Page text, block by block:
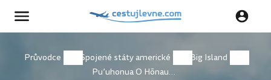
Průvodce Spojené státy americké
Big Island
Pu’uhonua O Hōnaunau National Historical Park